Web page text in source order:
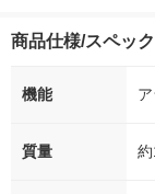
商品仕様/スペック
機能
質量